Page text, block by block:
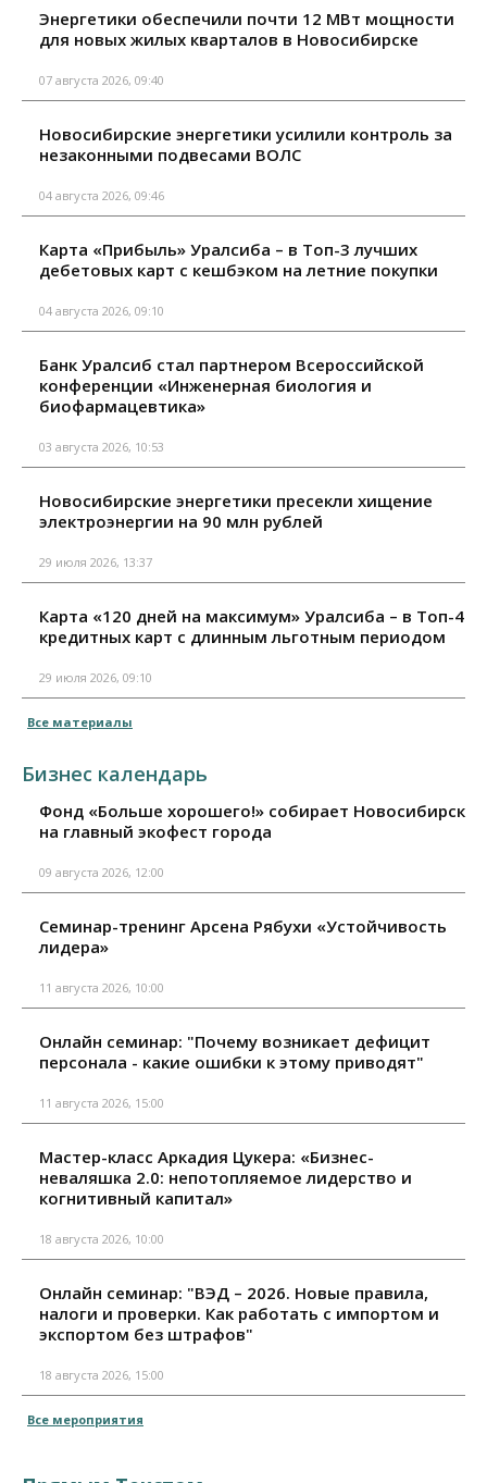
Энергетики обеспечили почти 12 МВт мощности
для новых жилых кварталов в Новосибирске
07 августа 2026, 09:40
Новосибирские энергетики усилили контроль за
незаконными подвесами ВОЛС
04 августа 2026, 09:46
Карта «Прибыль» Уралсиба – в Топ-3 лучших
дебетовых карт с кешбэком на летние покупки
04 августа 2026, 09:10
Банк Уралсиб стал партнером Всероссийской
конференции «Инженерная биология и
биофармацевтика»
03 августа 2026, 10:53
Новосибирские энергетики пресекли хищение
электроэнергии на 90 млн рублей
29 июля 2026, 13:37
Карта «120 дней на максимум» Уралсиба – в Топ-4
кредитных карт с длинным льготным периодом
29 июля 2026, 09:10
Все материалы
Бизнес календарь
Фонд «Больше хорошего!» собирает Новосибирск
на главный экофест города
09 августа 2026, 12:00
Семинар-тренинг Арсена Рябухи «Устойчивость
лидера»
11 августа 2026, 10:00
Онлайн семинар: "Почему возникает дефицит
персонала - какие ошибки к этому приводят"
11 августа 2026, 15:00
Мастер-класс Аркадия Цукера: «Бизнес-
неваляшка 2.0: непотопляемое лидерство и
когнитивный капитал»
18 августа 2026, 10:00
Онлайн семинар: "ВЭД – 2026. Новые правила,
налоги и проверки. Как работать с импортом и
экспортом без штрафов"
18 августа 2026, 15:00
Все мероприятия